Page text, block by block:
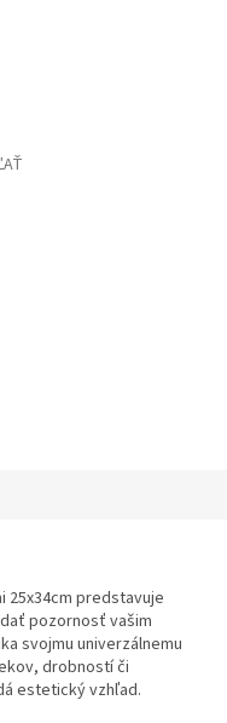
25x34cm predstavuje
pozornosť vašim
svojmu univerzálnemu
drobností či
estetický vzhľad.